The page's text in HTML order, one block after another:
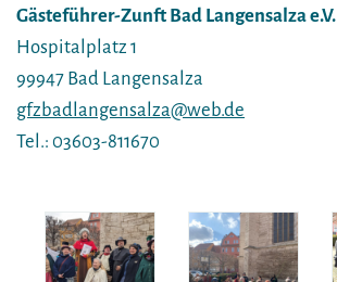
Gästeführer-Zunft Bad Langensalza e.V.
Hospitalplatz 1
99947 Bad Langensalza
gfzbadlangensalza@web.de
Tel.: 03603-811670